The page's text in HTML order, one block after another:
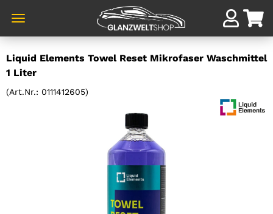
zum
Hauptinhalt
Liquid Elements Towel Reset Mikrofaser Waschmittel
1 Liter
(Art.Nr.: 0111412605)